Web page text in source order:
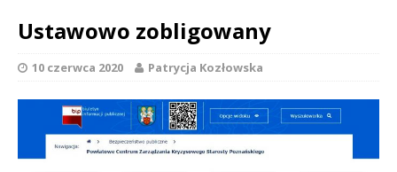
Ustawowo zobligowany
10 czerwca 2020 Patrycja Kozłowska